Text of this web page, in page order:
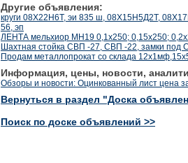
Другие объявления:
круги 08Х22Н6Т, эи 835 ш, 08Х15Н5Д2Т,
56, эп
ЛЕНТА мельхиор МН19 0,1х250; 0,15х250;
Шахтная стойка СВП -27, СВП -22, замки
Продам металлопрокат со склада
Информация, цены, новости,
Обзоры и новости: Оцинкованный лист цена
Вернуться в раздел "Доска
Поиск по доске объявлений >>